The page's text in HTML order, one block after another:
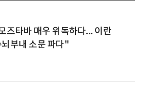
즈타바 매우 위독하다... 이란
뇌부내 소문 파다"